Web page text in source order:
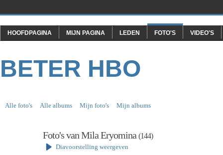
HOOFDPAGINA MIJN PAGINA LEDEN FOTO'S VIDEO'S
BETER HBO
Alle foto's Alle albums Mijn foto's Mijn albums
Foto's van Mila Eryomina (144)
Diavoorstelling weergeven